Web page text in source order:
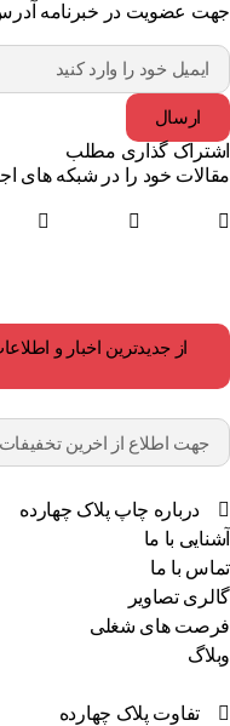
عضویت در خبرنامه آدرس
ارسال
گذاری مطلب
خود را در شبکه های
از جدیدترین اخبار و
درباره چاپ پلاک چهارده
با ما
با ما
تصاویر
های شغلی
تفاوت پلاک چهارده